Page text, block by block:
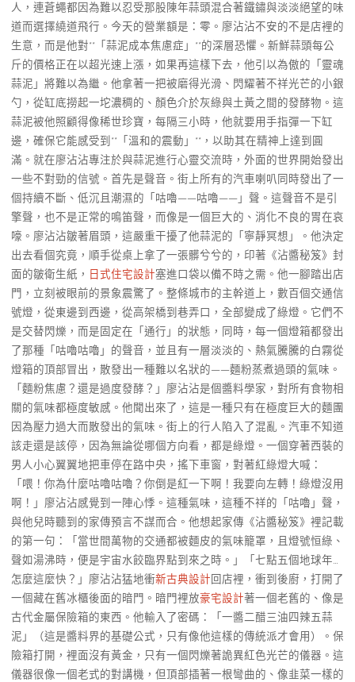
人，連蒼蠅都因為難以忍受那股陳年蒜頭混合著鐵鏽與淡淡絕望的味
道而選擇繞道飛行。今天的營業額是：零。廖沾沾不安的不是店裡的
生意，而是他對**「蒜泥成本焦慮症」**的深層恐懼。新鮮蒜頭每公
斤的價格正在以超光速上漲，如果再這樣下去，他引以為傲的「靈魂
蒜泥」將難以為繼。他拿著一把被磨得光滑、閃耀著不祥光芒的小銀
勺，從缸底撈起一坨濃稠的、顏色介於灰綠與土黃之間的發酵物。這
蒜泥被他照顧得像稀世珍寶，每隔三小時，他就要用手指彈一下缸
邊，確保它能感受到**「溫和的震動」**，以助其在精神上達到圓
滿。就在廖沾沾專注於與蒜泥進行心靈交流時，外面的世界開始發出
一些不對勁的信號。首先是聲音。街上所有的汽車喇叭同時發出了一
個持續不斷、低沉且潮濕的「咕嚕——咕嚕——」聲。這聲音不是引
擎聲，也不是正常的鳴笛聲，而像是一個巨大的、消化不良的胃在哀
嚎。廖沾沾皺著眉頭，這嚴重干擾了他蒜泥的「寧靜冥想」。他決定
出去看個究竟，順手從桌上拿了一張髒兮兮的，印著《沾醬秘笈》封
面的皺衛生紙， 日式住宅設計塞進口袋以備不時之需。他一腳踏出店
門，立刻被眼前的景象震驚了。整條城市的主幹道上，數百個交通信
號燈，從東邊到西邊，從高架橋到巷弄口，全部變成了綠燈。它們不
是交替閃爍，而是固定在「通行」的狀態，同時，每一個燈箱都發出
了那種「咕嚕咕嚕」的聲音，並且有一層淡淡的、熱氣騰騰的白霧從
燈箱的頂部冒出，散發出一種難以名狀的——麵粉蒸煮過頭的氣味。
「麵粉焦慮？還是過度發酵？」廖沾沾是個醬料學家，對所有食物相
關的氣味都極度敏感。他聞出來了，這是一種只有在極度巨大的麵團
因為壓力過大而散發出的氣味。街上的行人陷入了混亂。汽車不知道
該走還是該停，因為無論從哪個方向看，都是綠燈。一個穿著西裝的
男人小心翼翼地把車停在路中央，搖下車窗，對著紅綠燈大喊：
「喂！你為什麼咕嚕咕嚕？你倒是紅一下啊！我要向左轉！綠燈沒用
啊！」廖沾沾感覺到一陣心悸。這種氣味，這種不祥的「咕嚕」聲，
與他兒時聽到的家傳預言不謀而合。他想起家傳《沾醬秘笈》裡記載
的第一句：「當世間萬物的交通都被麵皮的氣味籠罩，且燈號恒綠、
聲如湯沸時，便是宇宙水餃臨界點到來之時。」「七點五個地球年…
怎麼這麼快？」廖沾沾猛地衝新古典設計回店裡，衝到後廚，打開了
一個藏在舊冰櫃後面的暗門。暗門裡放豪宅設計著一個老舊的、像是
古代金屬保險箱的東西。他輸入了密碼：「一醬二醋三油四辣五蒜
泥」（這是醬料界的基礎公式，只有像他這樣的傳統派才會用）。保
險箱打開，裡面沒有黃金，只有一個閃爍著詭異紅色光芒的儀器。這
儀器很像一個老式的對講機，但頂部插著一根彎曲的、像韭菜一樣的